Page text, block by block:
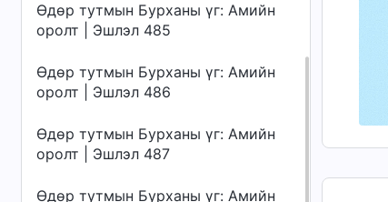
Өдөр тутмын Бурханы үг: Амийн
оролт | Эшлэл 485
Өдөр тутмын Бурханы үг: Амийн
оролт | Эшлэл 486
Өдөр тутмын Бурханы үг: Амийн
оролт | Эшлэл 487
Өдөр тутмын Бурханы үг: Амийн